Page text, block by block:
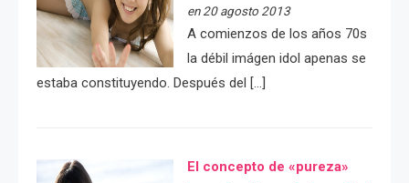
en 20 agosto 2013
A comienzos de los años 70s
la débil imágen idol apenas se
estaba constituyendo. Después del […]
El concepto de «pureza»